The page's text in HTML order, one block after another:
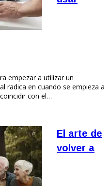
empezar a utilizar un
radica en cuando se empieza a
con el…
El arte de
volver a